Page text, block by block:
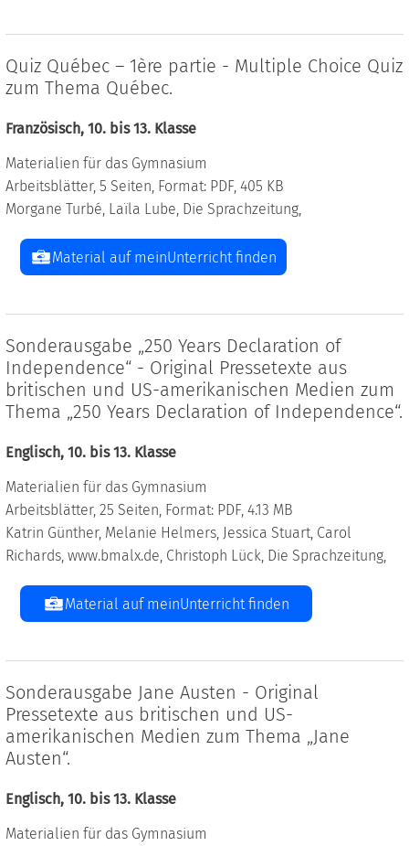
Quiz Québec – 1ère partie - Multiple Choice Quiz
zum Thema Québec.
Französisch, 10. bis 13. Klasse
Materialien für das Gymnasium
Arbeitsblätter, 5 Seiten, Format: PDF, 405 KB
Morgane Turbé, Laïla Lube, Die Sprachzeitung,
Material auf meinUnterricht finden
Sonderausgabe „250 Years Declaration of
Independence“ - Original Pressetexte aus
britischen und US-amerikanischen Medien zum
Thema „250 Years Declaration of Independence“.
Englisch, 10. bis 13. Klasse
Materialien für das Gymnasium
Arbeitsblätter, 25 Seiten, Format: PDF, 4.13 MB
Katrin Günther, Melanie Helmers, Jessica Stuart, Carol
Richards, www.bmalx.de, Christoph Lück, Die Sprachzeitung,
Material auf meinUnterricht finden
Sonderausgabe Jane Austen - Original
Pressetexte aus britischen und US-
amerikanischen Medien zum Thema „Jane
Austen“.
Englisch, 10. bis 13. Klasse
Materialien für das Gymnasium